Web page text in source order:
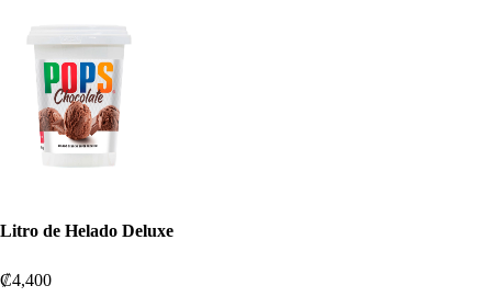
Litro de Helado Deluxe
₡4,400